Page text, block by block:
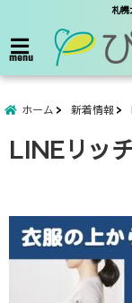
札幌
menu
ホーム 新着情報
LINEリッ